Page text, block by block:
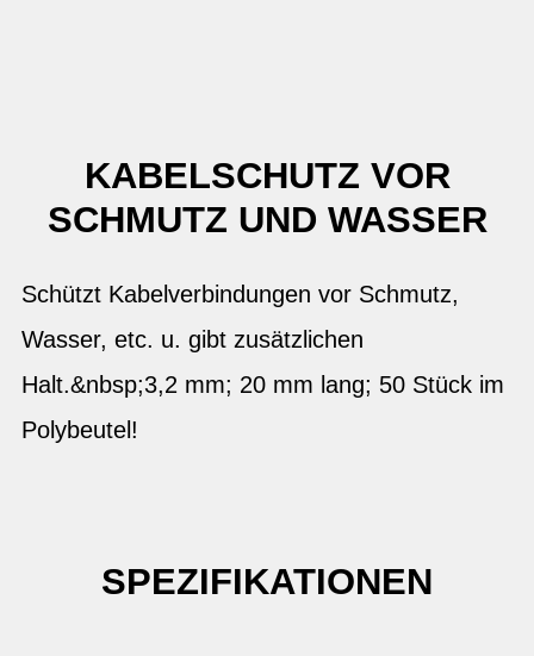
KABELSCHUTZ VOR
SCHMUTZ UND WASSER
Schützt Kabelverbindungen vor Schmutz,
Wasser, etc. u. gibt zusätzlichen
Halt.&nbsp;3,2 mm; 20 mm lang; 50 Stück im
Polybeutel!
SPEZIFIKATIONEN